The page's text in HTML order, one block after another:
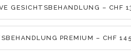
GESICHTSBEHANDLUNG – CHF
PREMIUM – CHF